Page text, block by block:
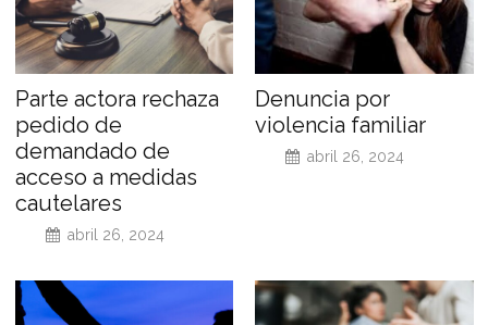
Parte actora rechaza
pedido de
demandado de
acceso a medidas
cautelares
abril 26, 2024
Denuncia por
violencia familiar
abril 26, 2024